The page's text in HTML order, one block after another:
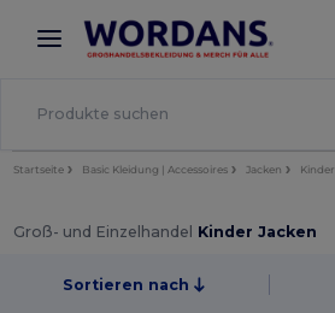
× Wordans App
Bessere Preise in der App!
Startseite Basic Kleidung | Accessoires Jacken Kinder
Groß- und Einzelhandel Kinder Jacken
Sortieren nach